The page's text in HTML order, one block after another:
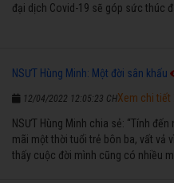
đại dịch Covid-19 sẽ góp sức thúc
NSƯT Hùng Minh: Một đời sân khấu
12/04/2022 12:05:23 CH
NSƯT Hùng Minh chia sẻ: “Tính
mãi một thời tuổi trẻ bôn ba, vất vả
thấy cuộc đời mình cũng có nhiều
Xem chi tiết